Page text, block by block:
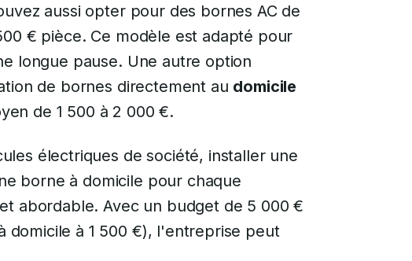
aussi opter pour des bornes AC de
€ pièce. Ce modèle est adapté pour
longue pause. Une autre option
de bornes directement au domicile
de 1 500 à 2 000 €.
électriques de société, installer une
borne à domicile pour chaque
abordable. Avec un budget de 5 000 €
domicile à 1 500 €), l'entreprise peut